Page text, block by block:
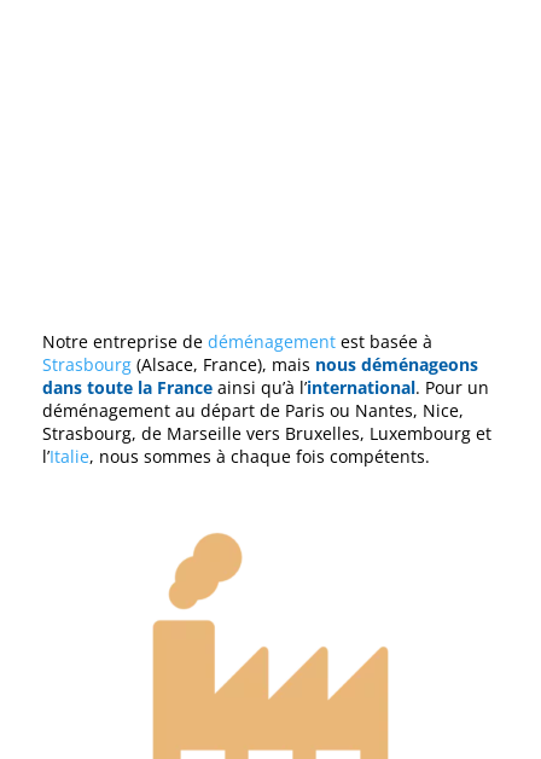
Notre entreprise de déménagementest basée à
Strasbourg(Alsace, France), mais nous déménageons
dans toute la Franceainsi qu’à l’international. Pour un
déménagement au départ de Paris ou Nantes, Nice,
Strasbourg, de Marseille vers Bruxelles, Luxembourg et
l’Italie, nous sommes à chaque fois compétents.